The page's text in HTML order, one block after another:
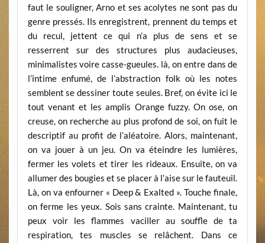
faut le souligner, Arno et ses acolytes ne sont pas du
genre pressés. Ils enregistrent, prennent du temps et
du recul, jettent ce qui n’a plus de sens et se
resserrent sur des structures plus audacieuses,
minimalistes voire casse-gueules. là, on entre dans de
l’intime enfumé, de l’abstraction folk où les notes
semblent se dessiner toute seules. Bref, on évite ici le
tout venant et les amplis Orange fuzzy. On ose, on
creuse, on recherche au plus profond de soi, on fuit le
descriptif au profit de l’aléatoire. Alors, maintenant,
on va jouer à un jeu. On va éteindre les lumières,
fermer les volets et tirer les rideaux. Ensuite, on va
allumer des bougies et se placer à l’aise sur le fauteuil.
Là, on va enfourner « Deep & Exalted ». Touche finale,
on ferme les yeux. Sois sans crainte. Maintenant, tu
peux voir les flammes vaciller au souffle de ta
respiration, tes muscles se relâchent. Dans ce